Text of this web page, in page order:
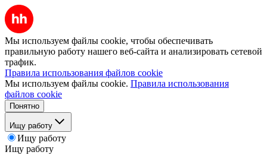
Мы используем файлы cookie, чтобы обеспечивать
правильную работу нашего веб-сайта и анализировать сетевой
трафик.
Правила использования файлов cookie
Мы используем файлы cookie. Правила использования
файлов cookie
Понятно
Ищу работу
Ищу работу
Ищу работу